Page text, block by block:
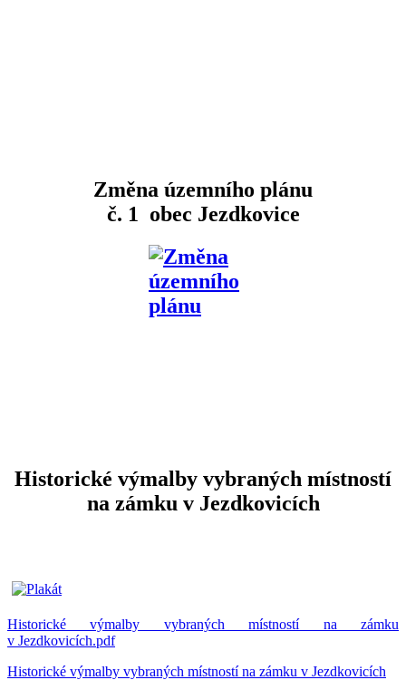
Změna územního plánu
č. 1 obec Jezdkovice
Historické výmalby vybraných místností
na zámku v Jezdkovicích
Historické výmalby vybraných místností na zámku
v Jezdkovicích.pdf
Historické výmalby vybraných místností na zámku v Jezdkovicích